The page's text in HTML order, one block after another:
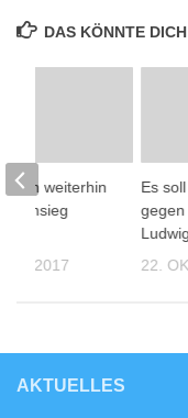
DAS KÖNNTE
Es
gegen
22.
weiterhin
2017
AKTUELLES